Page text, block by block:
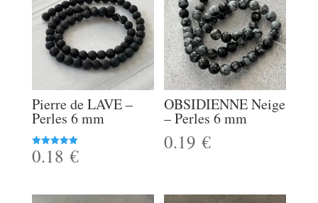
Pierre de LAVE –
Perles 6 mm
Note
5.00
0.18 €
OBSIDIENNE Neige
– Perles 6 mm
0.19€